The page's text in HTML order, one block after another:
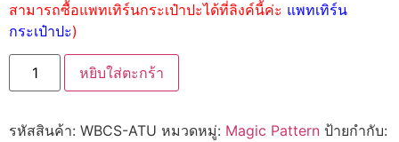
สามารถซื้อแพทเทิร์นกระเป๋าปะได้ที่ลิงค์นี้ค่ะ แพทเทิร์น
กระเป๋าปะ)
หยิบใส่ตะกร้า
รหัสสินค้า: WBCS-ATU หมวดหมู่: Magic Pattern ป้ายกำกับ: